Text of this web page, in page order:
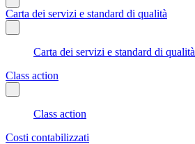
Carta dei servizi e standard di qualità
Carta dei servizi e standard di qualità
Class action
Class action
Costi contabilizzati